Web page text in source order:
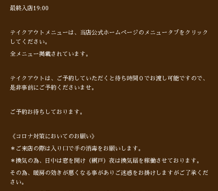
最終入店19:00
テイクアウトメニューは、当店公式ホームページのメニュータブをクリック
してください。
全メニュー掲載されています。
テイクアウトは、ご予約していただくと待ち時間０でお渡し可能ですので、
是非事前にご予約くださいませ。
ご予約お待ちしております。
《コロナ対策においてのお願い》
＊ご来店の際は入り口で手の消毒をお願いします。
＊換気の為、日中は窓を開け（網戸）夜は換気扇を稼働させております。
その為、暖房の効きが悪くなる事がありご迷惑をお掛けしますがご了承くだ
さい。